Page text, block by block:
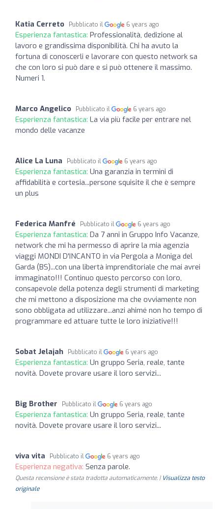
Katia Cerreto Pubblicato il 6 years ago
Esperienza fantastica: Professionalità, dedizione al
lavoro e grandissima disponibilità. Chi ha avuto la
fortuna di conoscerli e lavorare con questo network sa
che con loro si può dare e si può ottenere il massimo.
Numeri 1.
Marco Angelico Pubblicato il 6 years ago
Esperienza fantastica: La via più facile per entrare nel
mondo delle vacanze
Alice La Luna Pubblicato il 6 years ago
Esperienza fantastica: Una garanzia in termini di
affidabilità e cortesia...persone squisite il che è sempre
un plus
Federica Manfré Pubblicato il 6 years ago
Esperienza fantastica: Da 7 anni in Gruppo Info Vacanze,
network che mi ha permesso di aprire la mia agenzia
viaggi MONDI D'INCANTO in via Pergola a Moniga del
Garda (BS)...con una libertà imprenditoriale che mai avrei
immaginato!!! Continuo questo percorso con loro,
consapevole della potenza degli strumenti di marketing
che mi mettono a disposizione ma che ovviamente non
sono obbligata ad utilizzare...anzi ahimé non ho tempo di
programmare ed attuare tutte le loro iniziative!!!
Sobat Jelajah Pubblicato il 6 years ago
Esperienza fantastica: Un gruppo Seria, reale, tante
novità. Dovete provare usare il loro servizi...
Big Brother Pubblicato il 6 years ago
Esperienza fantastica: Un gruppo Seria, reale, tante
novità. Dovete provare usare il loro servizi...
viva vita Pubblicato il 6 years ago
Esperienza negativa: Senza parole.
Questa recensione è stata tradotta automaticamente. | Visualizza testo
originale